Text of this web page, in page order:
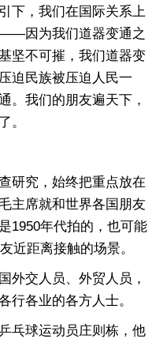
下，我们在国际关系上
因为我们道器变通之
坚不可摧，我们道器变
迫民族被压迫人民一
。我们的朋友遍天下，
。
究，始终把重点放在
主席就和世界各国朋友
1950年代拍的，也可能
近距离接触的场景。
交人员、外贸人员，
行各业的各方人士。
球运动员庄则栋，他